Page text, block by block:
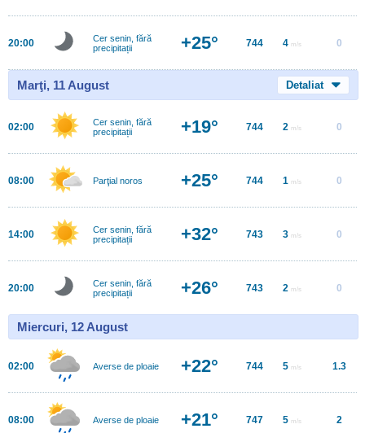
20:00
Cer senin, fără
precipitații
+25° 744 4 m/s 0
Marţi, 11 August Detaliat
02:00
Cer senin, fără
precipitații
+19° 744 2 m/s 0
08:00 Parţial noros +25° 744 1 m/s 0
14:00
Cer senin, fără
precipitații
+32° 743 3 m/s 0
20:00
Cer senin, fără
precipitații
+26° 743 2 m/s 0
Miercuri, 12 August
02:00 Averse de ploaie +22° 744 5 m/s 1.3
08:00 Averse de ploaie +21° 747 5 m/s 2